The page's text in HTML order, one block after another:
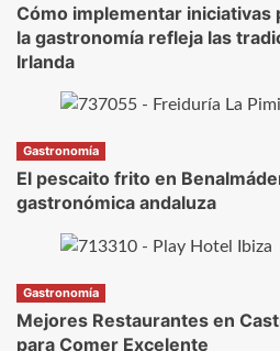
Cómo implementar iniciativas
la gastronomía refleja las
Irlanda
Gastronomía
El pescaito frito en
gastronómica andaluza
Gastronomía
Mejores Restaurantes en
para Comer Excelente